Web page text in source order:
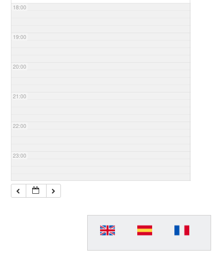
18:00
19:00
20:00
21:00
22:00
23:00